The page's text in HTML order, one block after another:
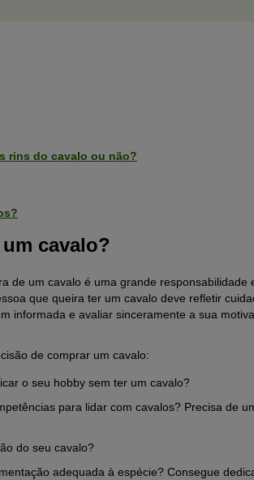
rins do cavalo ou não?
cavalo?
de um cavalo é uma grande responsabilidade
que queira ter um cavalo deve refletir
informada e avaliar sinceramente a sua
de comprar um cavalo:
o seu hobby sem ter um cavalo?
para lidar com cavalos? Precisa de
do seu cavalo?
adequada à espécie? Consegue